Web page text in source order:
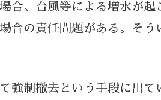
合、台風等による増水が起
合の責任問題がある。そう
強制撤去という手段に出て